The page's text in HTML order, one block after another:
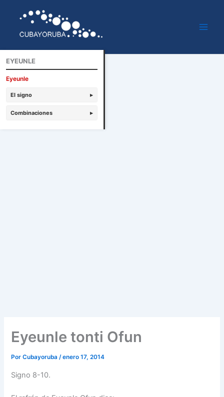
contenido
Eyeunle tonti Ofun
PorCubayoruba/enero 17, 2014
Signo 8-10.
EYEUNLE
Eyeunle
El signo ▸
Combinaciones ▸